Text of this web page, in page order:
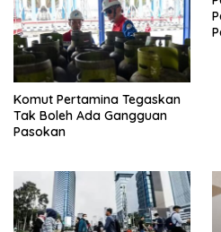
Komut Pertamina Tegaskan
Tak Boleh Ada Gangguan
Pasokan